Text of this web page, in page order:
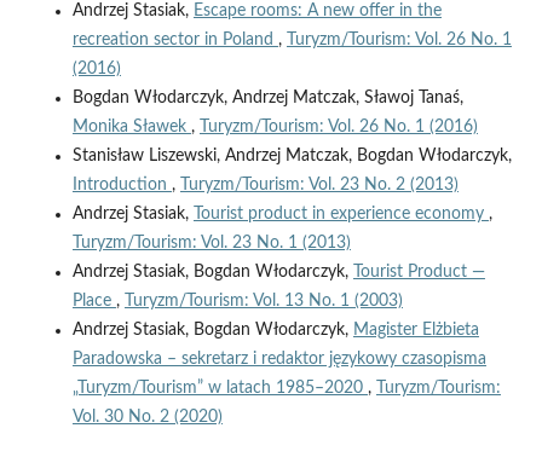
Andrzej Stasiak, Escape rooms: A new offer in the
recreation sector in Poland ,
Turyzm/Tourism: Vol. 26 No. 1
(2016)
Bogdan Włodarczyk, Andrzej Matczak, Sławoj Tanaś,
Monika Sławek ,
Turyzm/Tourism: Vol. 26 No. 1 (2016)
Stanisław Liszewski, Andrzej Matczak, Bogdan Włodarczyk,
Introduction ,
Turyzm/Tourism: Vol. 23 No. 2 (2013)
Andrzej Stasiak,
Tourist product in experience economy ,
Turyzm/Tourism: Vol. 23 No. 1 (2013)
Andrzej Stasiak, Bogdan Włodarczyk,
Tourist Product —
Place ,
Turyzm/Tourism: Vol. 13 No. 1 (2003)
Andrzej Stasiak, Bogdan Włodarczyk, Magister Elżbieta
Paradowska – sekretarz i redaktor językowy czasopisma
„Turyzm/Tourism” w latach 1985–2020 ,
Turyzm/Tourism:
Vol. 30 No. 2 (2020)